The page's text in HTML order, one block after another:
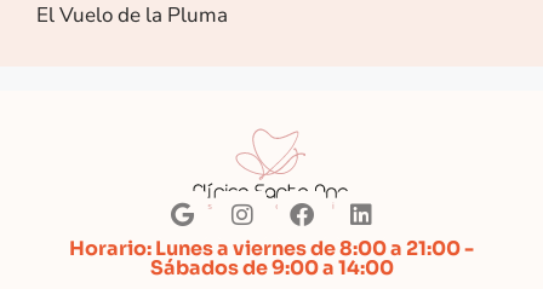
El Vuelo de la Pluma
Horario: Lunes a viernes de 8:00 a 21:00 -
Sábados de 9:00 a 14:00